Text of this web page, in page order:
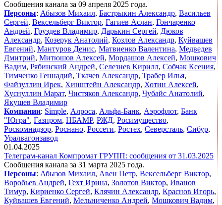
Сообщения канала за 09 апреля 2025 года.
Персоны: Абызов Михаил, Бастрыкин Александр, Васильев
Сергей, Вексельберг Виктор, Гагиев Аслан, Гончаренко
Андрей, Груздев Владимир, Дарькин Сергей, Дюков
Александр, Козерук Анатолий, Козлов Александр, Куйвашев
Евгений, Мантуров Денис, Матвиенко Валентина, Медведев
Дмитрий, Митюшов Алексей, Мордашов Алексей, Мошкович
Вадим, Рябинский Андрей, Селезнев Кирилл, Собчак Ксения,
Тимченко Геннадий, Ткачев Александр, Трабер Илья,
Файзуллин Ирек, Хинштейн Александр, Хотин Алексей,
Хуснуллин Марат, Чистяков Александр, Чубайс Анатолий,
Якушев Владимир
Компании: Simple, Алроса, Альфа-Банк, Аэрофлот, Банк
"Югра", Газпром, НБАМР, РЖД, Росимущество,
Роскомнадзор, Роснано, Россети, Ростех, Северсталь, Сибур,
Уралвагонзавод
01.04.2025
Телеграм-канал Компромат ГРУПП: сообщения от 31.03.2025
Сообщения канала за 31 марта 2025 года.
Персоны: Абызов Михаил, Авен Петр, Вексельберг Виктор,
Воробьев Андрей, Гехт Ирина, Золотов Виктор, Иванов
Тимур, Кириенко Сергей, Клячин Александр, Краснов Игорь,
Куйвашев Евгений, Мельниченко Андрей, Мошкович Вадим,